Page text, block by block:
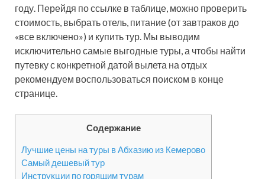
году. Перейдя по ссылке в таблице, можно проверить
стоимость, выбрать отель, питание (от завтраков до
«все включено») и купить тур. Мы выводим
исключительно самые выгодные туры, а чтобы найти
путевку с конкретной датой вылета на отдых
рекомендуем воспользоваться поиском в конце
странице.
Содержание
Лучшие цены на туры в Абхазию из Кемерово
Самый дешевый тур
Инструкции по горящим турам